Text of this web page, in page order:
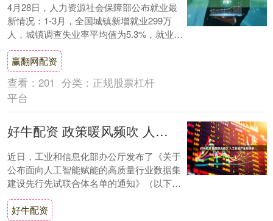
4月28日，人力资源社会保障部公布就业最
新情况：1-3月，全国城镇新增就业299万
人，城镇调查失业率平均值为5.3%，就业形
势保持总体稳定。 就业稳来之不易。当....
赢翻网配资
查看： 201 分类： 正规股票杠杆
平台
好牛配资 政策暖风频吹 人工智能产业加速跑
近日，工业和信息化部办公厅发布了《关于
公布面向人工智能赋能的高质量行业数据集
建设先行先试联合体名单的通知》（以下简
称《通知》）。名单涵盖了多地面向人工智
能赋能的....
好牛配资